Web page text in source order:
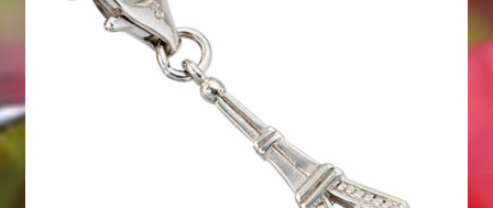
Valentinstag 2016
Valentinstag Geschenke